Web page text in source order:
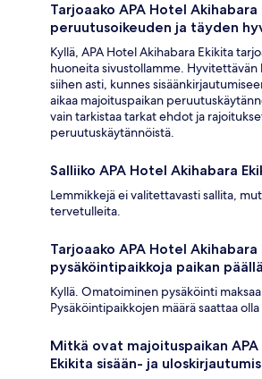
Tarjoaako APA Hotel Akihabara
peruutusoikeuden ja täyden
Kyllä, APA Hotel Akihabara Ekikita
huoneita sivustollamme.
siihen asti, kunnes
aikaa majoituspaikan
vain tarkistaa tarkat ehdot ja
peruutuskäytännöistä.
Salliiko APA Hotel Akihabara
Lemmikkejä ei valitettavasti sallita,
tervetulleita.
Tarjoaako APA Hotel Akihabara
pysäköintipaikkoja paikan
Kyllä. Omatoiminen pysäköinti
Pysäköintipaikkojen määrä saattaa
Mitkä ovat majoituspaikan
Ekikita sisään- ja